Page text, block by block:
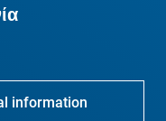
information